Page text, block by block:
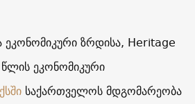
ეკონომიკური ზრდისა, Heritage
ეკონომიკური
საქართველოს მდგომარეობა